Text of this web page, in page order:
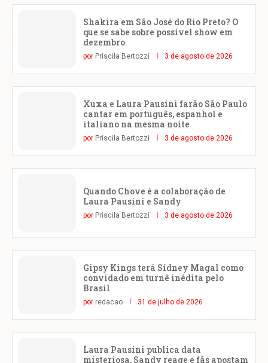
Shakira em São José do Rio Preto? O
que se sabe sobre possível show em
dezembro
por Priscila Bertozzi 3 de agosto de 2026
Xuxa e Laura Pausini farão São Paulo
cantar em português, espanhol e
italiano na mesma noite
por Priscila Bertozzi 3 de agosto de 2026
Quando Chove é a colaboração de
Laura Pausini e Sandy
por Priscila Bertozzi 3 de agosto de 2026
Gipsy Kings terá Sidney Magal como
convidado em turnê inédita pelo
Brasil
por redacao 31 de julho de 2026
Laura Pausini publica data
misteriosa, Sandy reage e fãs apostam